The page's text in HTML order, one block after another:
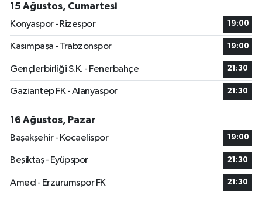
15 Ağustos, Cumartesi
Konyaspor - Rizespor
19:00
Kasımpaşa - Trabzonspor 19:00
Gençlerbirliği S.K. - Fenerbahçe 21:30
Gaziantep FK - Alanyaspor 21:30
16 Ağustos, Pazar
Başakşehir - Kocaelispor
19:00
Beşiktaş - Eyüpspor 21:30
Amed - Erzurumspor FK 21:30